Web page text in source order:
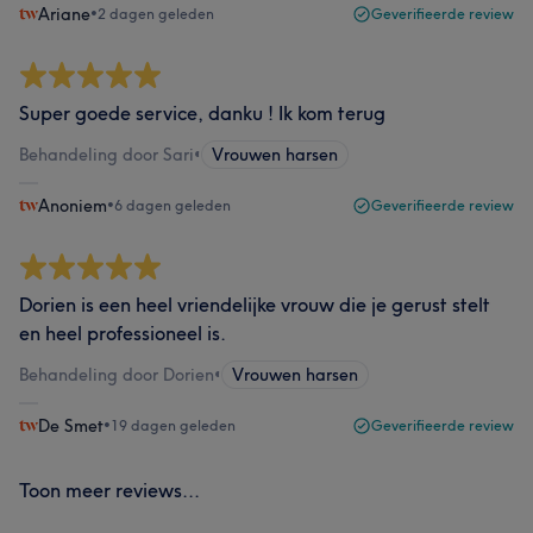
Ariane•2 dagen geleden Geverifieerde review
Super goede service, danku ! Ik kom terug
Behandeling door Sari• Vrouwen harsen
Anoniem•6 dagen geleden Geverifieerde review
Dorien is een heel vriendelijke vrouw die je gerust stelt
en heel professioneel is.
Behandeling door Dorien• Vrouwen harsen
De Smet•19 dagen geleden Geverifieerde review
Toon meer reviews...